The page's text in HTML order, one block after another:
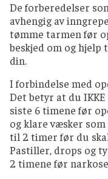
De forberedelser
avhengig av
tømme tarmen før
beskjed om og hjelp
din.
I forbindelse med
Det betyr at du
siste 6 timene før
og klare væsker
til 2 timer før du skal
Pastiller, drops og
2 timene før